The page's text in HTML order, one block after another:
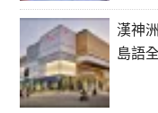
漢神
島語